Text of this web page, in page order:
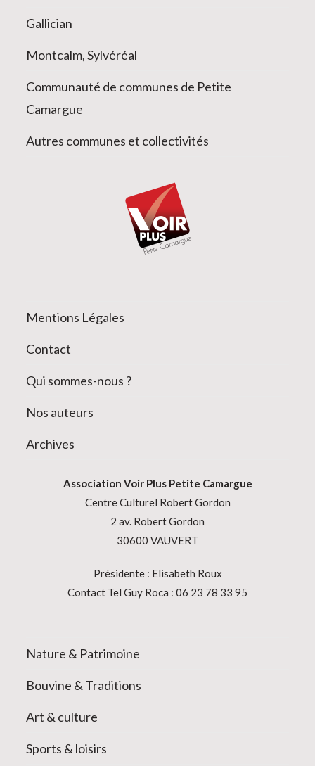
Gallician
Montcalm, Sylvéréal
Communauté de communes de Petite
Camargue
Autres communes et collectivités
Mentions Légales
Contact
Qui sommes-nous ?
Nos auteurs
Archives
Association Voir Plus Petite Camargue
Centre Culturel Robert Gordon
2 av. Robert Gordon
30600 VAUVERT
Présidente : Elisabeth Roux
Contact Tel Guy Roca : 06 23 78 33 95
Nature & Patrimoine
Bouvine & Traditions
Art & culture
Sports & loisirs